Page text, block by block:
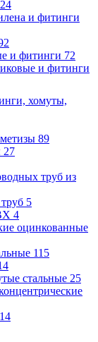
24
и фитинги
и фитинги 72
и фитинги
хомуты,
89
27
труб из
5
4
оцинкованные
115
стальные 25
14